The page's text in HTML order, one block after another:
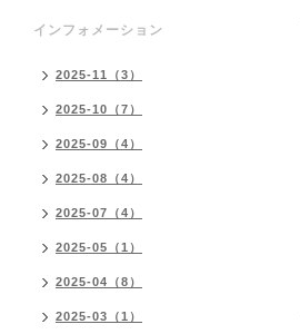
インフォメーション
2025-11（3）
2025-10（7）
2025-09（4）
2025-08（4）
2025-07（4）
2025-05（1）
2025-04（8）
2025-03（1）